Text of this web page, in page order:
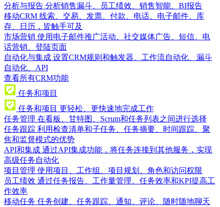
分析与报告 分析销售漏斗、员工绩效、销售智能、BI报告
移动CRM 线索、交易、发票、付款、电话、电子邮件、库
存、日历，皆触手可及
市场营销 使用电子邮件推广活动、社交媒体广告、短信、电
话营销、登陆页面
自动化与集成 设置CRM规则和触发器、工作流自动化、漏斗
自动化、API
查看所有CRM功能
任务和项目
任务和项目 更轻松、更快速地完成工作
任务管理 在看板、甘特图、Scrum和任务列表之间进行选择
任务跟踪 利用检查清单和子任务、任务摘要、时间跟踪、聚
焦和监督模式的优势
API和集成 通过API集成功能，将任务连接到其他服务，实现
高级任务自动化
项目管理 使用项目、工作组、项目规划、角色和访问权限
员工绩效 通过任务报告、工作量管理、任务效率和KPI提高工
作效率
移动任务 任务创建、任务跟踪、通知、评论、随时随地聊天